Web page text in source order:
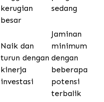
kerugian
besar
sedang
Naik dan
turun dengan
kinerja
investasi
Jaminan
minimum
dengan
beberapa
potensi
terbalik